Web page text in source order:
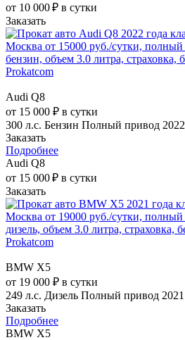
от 10 000 ₽ в сутки
Заказать
Audi Q8
от 15 000 ₽ в сутки
300 л.с. Бензин Полный привод 2022
Заказать
Подробнее
Audi Q8
от 15 000 ₽ в сутки
Заказать
BMW X5
от 19 000 ₽ в сутки
249 л.с. Дизель Полный привод 2021
Заказать
Подробнее
BMW X5